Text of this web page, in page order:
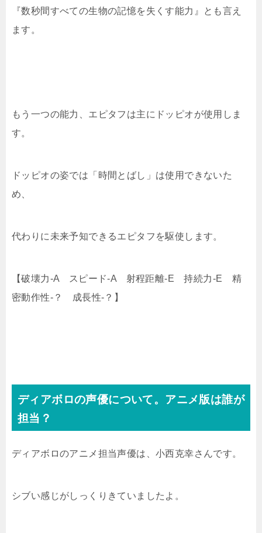
『数秒間すべての生物の記憶を失くす能力』とも言え
ます。
もう一つの能力、エピタフは主にドッピオが使用しま
す。
ドッピオの姿では「時間とばし」は使用できないた
め、
代わりに未来予知できるエピタフを駆使します。
【破壊力-A スピード-A 射程距離-E 持続力-E 精
密動作性-？ 成長性-？】
ディアボロの声優について。アニメ版は誰が
担当？
ディアボロのアニメ担当声優は、小西克幸さんです。
シブい感じがしっくりきていましたよ。